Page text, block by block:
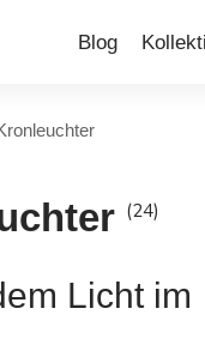
Blog
(24)
Licht im